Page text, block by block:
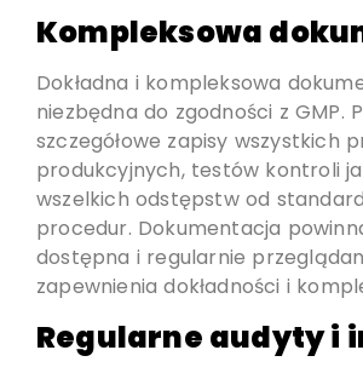
Kompleksowa
Dokładna i kompleksowa
niezbędna do zgodności z GMP.
szczegółowe zapisy wszystkich
produkcyjnych, testów kontroli
wszelkich odstępstw od
procedur. Dokumentacja
dostępna i regularnie
zapewnienia dokładności i
Regularne audyty i